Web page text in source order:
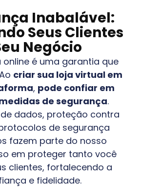
Inabalável:
Seus Clientes
Negócio
online é uma garantia que
criar sua loja virtual em
, pode confiar em
de segurança.
dados, proteção contra
de segurança
fazem parte do nosso
em proteger tanto você
clientes, fortalecendo a
e fidelidade.